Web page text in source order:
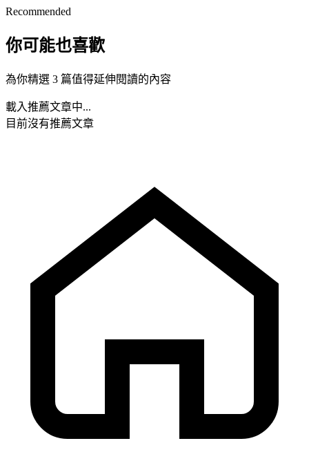
Recommended
你可能也喜歡
為你精選 3 篇值得延伸閱讀的內容
載入推薦文章中...
目前沒有推薦文章